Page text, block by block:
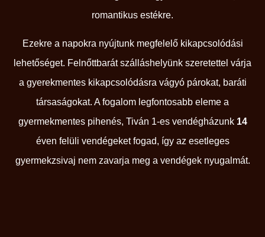
romantikus estékre.
Ezekre a napokra nyújtunk megfelelő kikapcsolódási
lehetőséget. Felnőttbarát szálláshelyünk szeretettel várja
a gyerekmentes kikapcsolódásra vágyó párokat, baráti
társaságokat. A fogalom legfontosabb eleme a
gyermekmentes pihenés, Tiván 1-es vendégházunk 14
éven felüli vendégeket fogad, így az esetleges
gyermekzsivaj nem zavarja meg a vendégek nyugalmát.